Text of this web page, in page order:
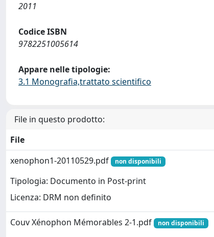
2011
Codice ISBN
9782251005614
Appare nelle tipologie:
3.1 Monografia,trattato scientifico
File in questo prodotto:
File
xenophon1-20110529.pdf
non disponibili
Tipologia: Documento in Post-print
Licenza: DRM non definito
Couv Xénophon Mémorables 2-1.pdf non disponibili